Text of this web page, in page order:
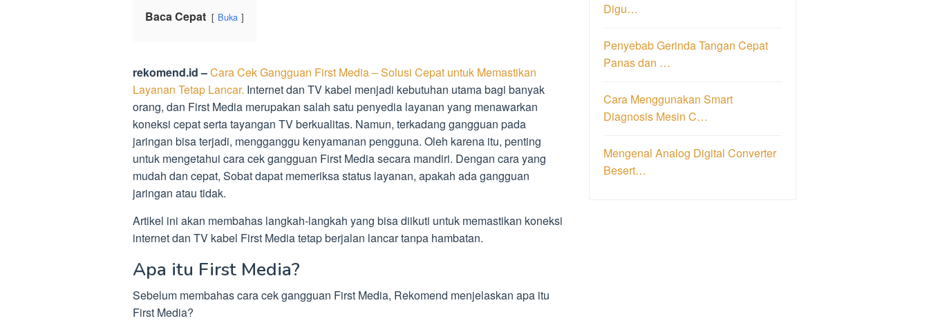
Baca Cepat Buka
rekomend.id –Cara Cek Gangguan First Media – Solusi Cepat untuk Memastikan
Layanan Tetap Lancar. Internet dan TV kabel menjadi kebutuhan utama bagi banyak
orang, dan First Media merupakan salah satu penyedia layanan yang menawarkan
koneksi cepat serta tayangan TV berkualitas. Namun, terkadang gangguan pada
jaringan bisa terjadi, mengganggu kenyamanan pengguna. Oleh karena itu, penting
untuk mengetahui cara cek gangguan First Media secara mandiri. Dengan cara yang
mudah dan cepat, Sobat dapat memeriksa status layanan, apakah ada gangguan
jaringan atau tidak.
Artikel ini akan membahas langkah-langkah yang bisa diikuti untuk memastikan koneksi
internet dan TV kabel First Media tetap berjalan lancar tanpa hambatan.
Apa itu First Media?
Sebelum membahas cara cek gangguan First Media, Rekomend menjelaskan apa itu
First Media?
Digu…
Penyebab Gerinda Tangan Cepat
Panas dan …
Cara Menggunakan Smart
Diagnosis Mesin C…
Mengenal Analog Digital Converter
Besert…